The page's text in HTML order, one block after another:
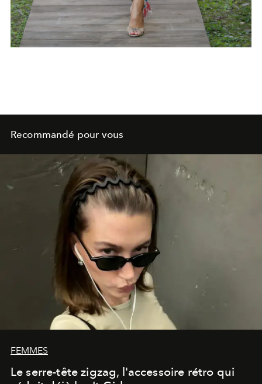
Recommandé pour vous
FEMMES
Le serre-tête zigzag, l'accessoire rétro qui